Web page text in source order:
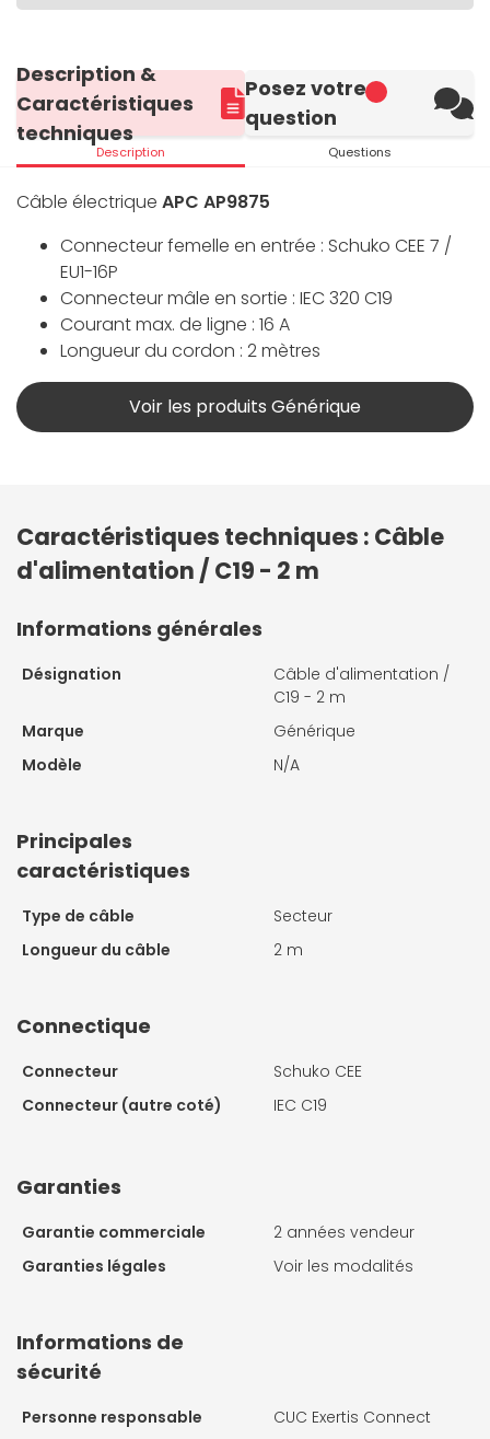
Description &
Caractéristiques
techniques
Description
Posez votre
question
Questions
Câble électrique APC AP9875
Connecteur femelle en entrée : Schuko CEE 7 /
EU1-16P
Connecteur mâle en sortie : IEC 320 C19
Courant max. de ligne : 16 A
Longueur du cordon : 2 mètres
Voir les produits Générique
Caractéristiques techniques : Câble
d'alimentation / C19 - 2 m
Informations générales
Désignation
Câble d'alimentation /
C19 - 2 m
Marque
Générique
Modèle
N/A
Principales
caractéristiques
Type de câble
Secteur
Longueur du câble
2 m
Connectique
Connecteur
Schuko CEE
Connecteur (autre coté)
IEC C19
Garanties
Garantie commerciale
2 années vendeur
Garanties légales
Voir les modalités
Informations de
sécurité
Personne responsable
CUC Exertis Connect